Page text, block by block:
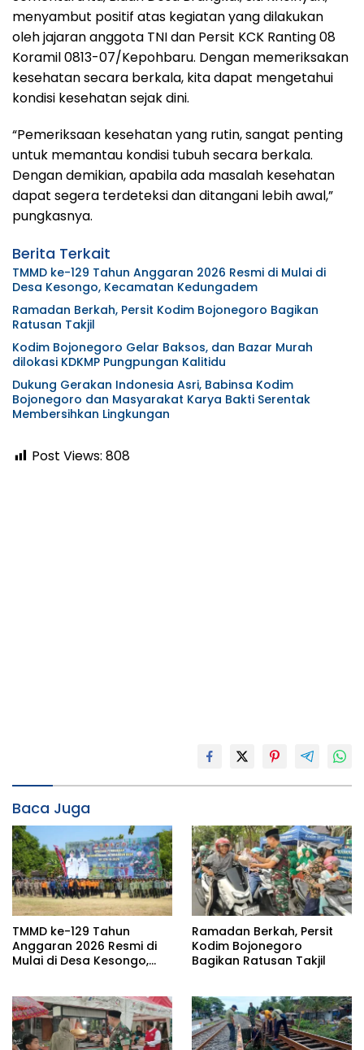
menyambut positif atas kegiatan yang dilakukan
oleh jajaran anggota TNI dan Persit KCK Ranting 08
Koramil 0813-07/Kepohbaru. Dengan memeriksakan
kesehatan secara berkala, kita dapat mengetahui
kondisi kesehatan sejak dini.
“Pemeriksaan kesehatan yang rutin, sangat penting
untuk memantau kondisi tubuh secara berkala.
Dengan demikian, apabila ada masalah kesehatan
dapat segera terdeteksi dan ditangani lebih awal,”
pungkasnya.
Berita Terkait
TMMD ke-129 Tahun Anggaran 2026 Resmi di Mulai di
Desa Kesongo, Kecamatan Kedungadem
Ramadan Berkah, Persit Kodim Bojonegoro Bagikan
Ratusan Takjil
Kodim Bojonegoro Gelar Baksos, dan Bazar Murah
dilokasi KDKMP Pungpungan Kalitidu
Dukung Gerakan Indonesia Asri, Babinsa Kodim
Bojonegoro dan Masyarakat Karya Bakti Serentak
Membersihkan Lingkungan
Post Views: 808
Baca Juga
TMMD ke-129 Tahun
Anggaran 2026 Resmi di
Mulai di Desa Kesongo,
Ramadan Berkah, Persit
Kodim Bojonegoro
Bagikan Ratusan Takjil